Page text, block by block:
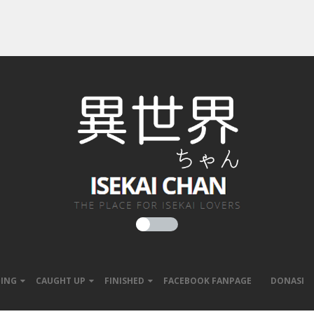
CAUGHT UP FINISHED FACEBOOK FANPAGE DONASI